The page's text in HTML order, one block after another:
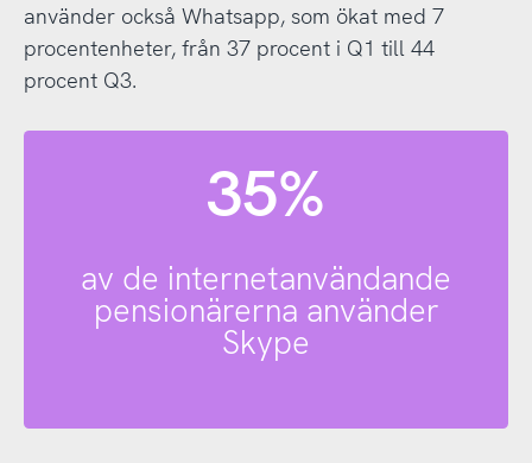
använder också Whatsapp, som ökat med 7
procentenheter, från 37 procent i Q1 till 44
procent Q3.
35%
av de internetanvändande
pensionärerna använder
Skype